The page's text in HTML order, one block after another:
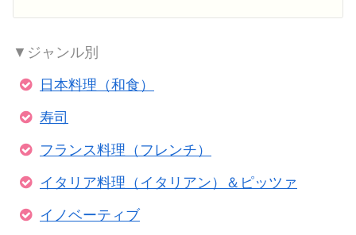
▼ジャンル別
日本料理（和食）
寿司
フランス料理（フレンチ）
イタリア料理（イタリアン）＆ピッツァ
イノベーティブ